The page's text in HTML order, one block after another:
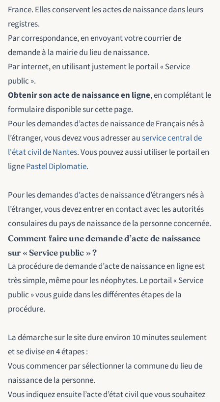
France. Elles conservent les actes de naissance dans leurs
registres.
Par correspondance, en envoyant votre courrier de
demande à la mairie du lieu de naissance.
Par internet, en utilisant justement le portail « Service
public ».
Obtenir son acte de naissance en ligne, en complétant le
formulaire disponible sur cette page.
Pour les demandes d’actes de naissance de Français nés à
l’étranger, vous devez vous adresser auservice central de
l'état civil de Nantes. Vous pouvez aussi utiliser le portail en
lignePastel Diplomatie.
Pour les demandes d’actes de naissance d’étrangers nés à
l’étranger, vous devez entrer en contact avec les autorités
consulaires du pays de naissance de la personne concernée.
Comment faire une demande d’acte de naissance
sur « Service public » ?
La procédure de demande d’acte de naissance en ligne est
très simple, même pour les néophytes. Le portail « Service
public » vous guide dans les différentes étapes de la
procédure.
La démarche sur le site dure environ 10 minutes seulement
et se divise en 4 étapes :
Vous commencer par sélectionner la commune du lieu de
naissance de la personne.
Vous indiquez ensuite l’acte d’état civil que vous souhaitez